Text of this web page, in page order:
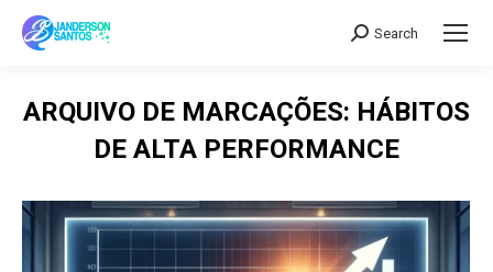
Search:
Search
ARQUIVO DE MARCAÇÕES: HÁBITOS
DE ALTA PERFORMANCE